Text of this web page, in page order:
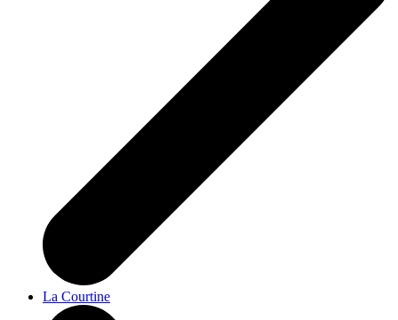
La Courtine